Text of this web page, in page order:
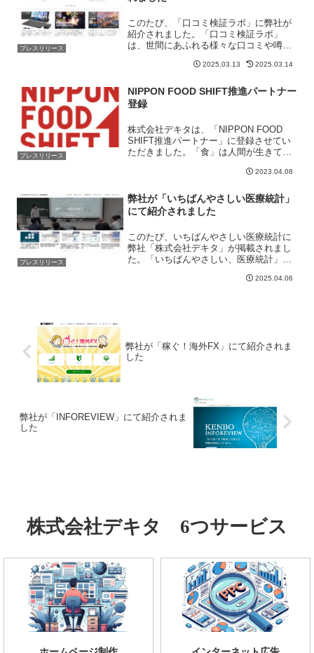
プレスリリース
このたび、「口コミ検証ラボ」に弊社が
紹介されました。「口コミ検証ラボ」
は、世間にあふれる様々な口コミや噂の
トです。PC機器や家電、食品、書籍、フ
の商品・サービスについて...
2025.03.13 2025.03.14
プレスリリース
NIPPON FOOD SHIFT推進パートナー
登録
株式会社デキタは、「NIPPON FOOD
SHIFT推進パートナー」に登録させてい
ただきました。「食」は人間が生きてい
ためには費者、生産者、食品関連事業者
要であると考...
2023.04.08
プレスリリース
弊社が「いちばんやさしい医療統計」
にて紹介されました
このたび、いちばんやさしい医療統計に
弊社「株式会社デキタ」が掲載されまし
た。「いちばんやさしい、医療統計」
療統計に関する情報を提供するウェブサ
2025.04.06
弊社が「稼ぐ！海外FX」にて紹介されま
した
弊社が「INFOREVIEW」にて紹介されま
した
株式会社デキタ 6つサービス